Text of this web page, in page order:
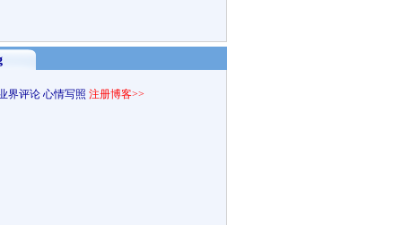
界评论 心情写照 注册博客>>